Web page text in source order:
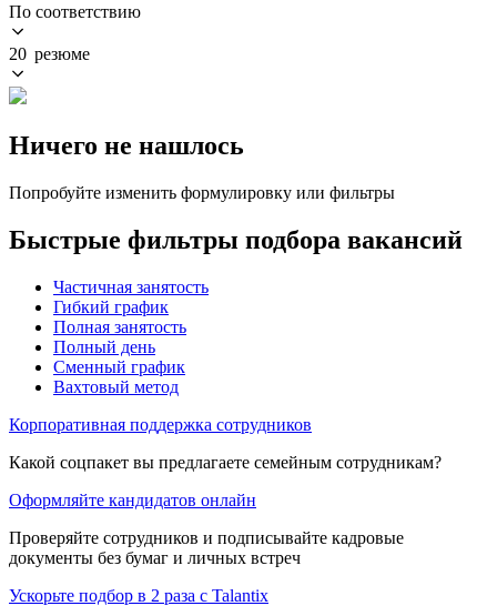
По соответствию
20 резюме
Ничего не нашлось
Попробуйте изменить формулировку или фильтры
Быстрые фильтры подбора вакансий
Частичная занятость
Гибкий график
Полная занятость
Полный день
Сменный график
Вахтовый метод
Корпоративная поддержка сотрудников
Какой соцпакет вы предлагаете семейным сотрудникам?
Оформляйте кандидатов онлайн
Проверяйте сотрудников и подписывайте кадровые
документы без бумаг и личных встреч
Ускорьте подбор в 2 раза с Talantix